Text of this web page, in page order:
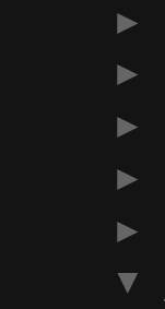
►
►
►
►
►
▼